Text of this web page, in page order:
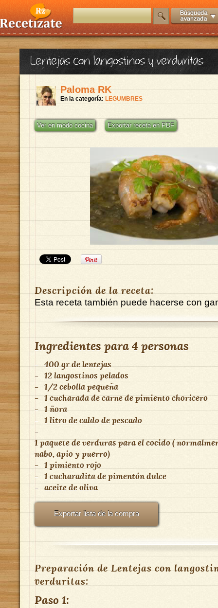
Lentejas con langostinos y verduritas
Paloma RK
En la categoría: LEGUMBRES
Ver en modo cocina Exportar receta en PDF
Descripción de la receta:
Esta receta también puede hacerse con
Ingredientes para4 personas
- 400 gr de lentejas
- 12 langostinos pelados
- 1/2 cebolla pequeña
- 1 cucharada de carne de pimiento choricero
- 1 ñora
- 1 litro de caldo de pescado
-
1 paquete de verduras para el cocido (
nabo, apio y puerro)
- 1 pimiento rojo
- 1 cucharadita de pimentón dulce
- aceite de oliva
Exportar lista de la compra
Preparación de Lentejas con
verduritas:
Paso 1: